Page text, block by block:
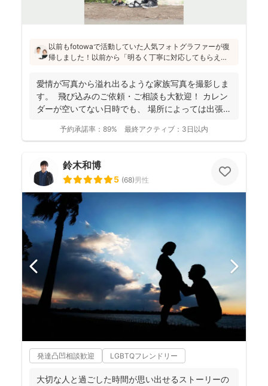
以前もfotowaで活動していた人気フォトグラファーが復
帰しました！以前から「明るく丁寧に対応してもらえ
と好評です♪特にニューボーンフォトは様々な研修を受講
し、クオリティ高いお写真をお届けされています(^^)
愛情が写真から溢れ出るような家族写真を撮影しま
す。 飛び込みのご依頼・ご相談も大歓迎！ カレン
ダーが空いてない日時でも、 場所によっては出張で
予約承諾率： 89% 最終アクティブ： 3日以内
鈴木和博
5 (68)男性
発達凸凹相談歓迎 LGBTQフレンドリー
大切な人と過ごした時間が思い出せるストーリーの